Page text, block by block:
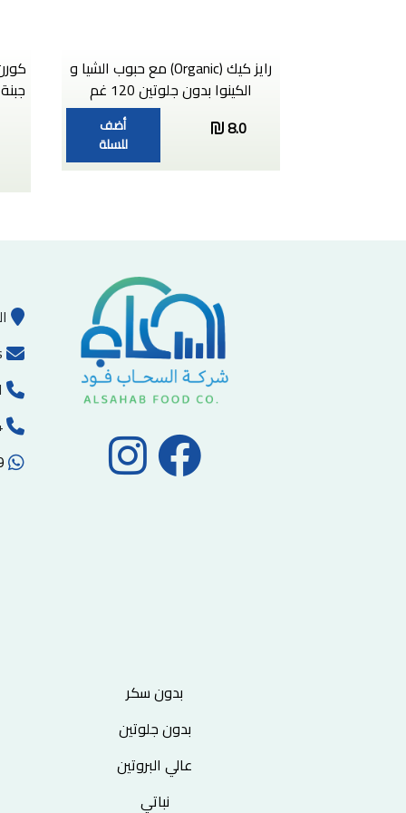
رايز كيك (Organic) مع حبوب الشيا و
الكينوا بدون جلوتين 120 غم
8.0
أضف
للسلة
بدون سكر
بدون جلوتين
عالي البروتين
نباتي